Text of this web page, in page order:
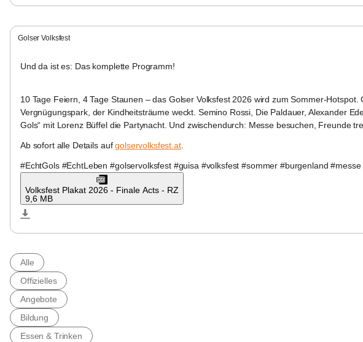
Golser Volksfest
Und da ist es: Das komplette Programm!
10 Tage Feiern, 4 Tage Staunen – das Golser Volksfest 2026 wird zum Sommer-
Vergnügungspark, der Kindheitsträume weckt. Semino Rossi, Die Paldauer, Alexander
Gols“ mit Lorenz Büffel die Partynacht. Und zwischendurch: Messe besuchen, Freunde
Ab sofort alle Details auf golservolksfest.at.
#EchtGols #EchtLeben #golservolksfest #guisa #volksfest #sommer #burgenland
Volksfest Plakat 2026 - Finale Acts - RZ
9,6 MB
Alle
Offizielles
Angebote
Bildung
Essen & Trinken